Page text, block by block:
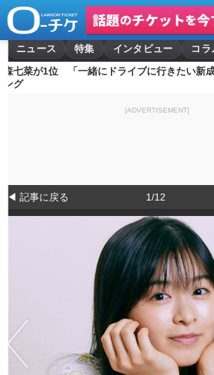
ニュース 特集 インタビュー コラ
森七菜が1位 「一緒にドライブに行きたい新
ング
[ADVERTISEMENT]
◀ 記事に戻る 1/12